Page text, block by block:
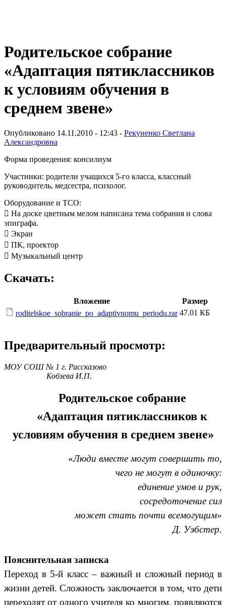
Родительское собрание
«Адаптация пятиклассников
к условиям обучения в
среднем звене»
Опубликовано 14.11.2010 - 12:43 - Рекуненко Светлана
Александровна
Форма проведения: консилиум
Участники: родители учащихся 5-го класса, классный
руководитель, медсестра, психолог.
Оборудование и ТСО:
 На доске цветным мелом написана тема собрания и слова
эпиграфа.
 Экран
 ПК, проектор
 Музыкальный центр
Скачать:
Вложение
Размер
roditelskoe_sobranie_po_adaptivnomu_periodu.rar 47.01 КБ
Предварительный просмотр:
МОУ СОШ № 1 г. Рассказово
Кобзева И.П.
Родительское собрание
«Адаптация пятиклассников к
условиям обучения в среднем звене»
«Люди вместе могут совершить то,
чего не могут в одиночку:
единение умов и рук,
сосредоточение сил
может стать почти всемогущим»
Д. Уэбстер.
Пояснительная записка
Переход в 5-й класс – важный и сложный период в
жизни детей. Сложность заключается в том, что дети
переходят от одного учителя ко многим, появляются